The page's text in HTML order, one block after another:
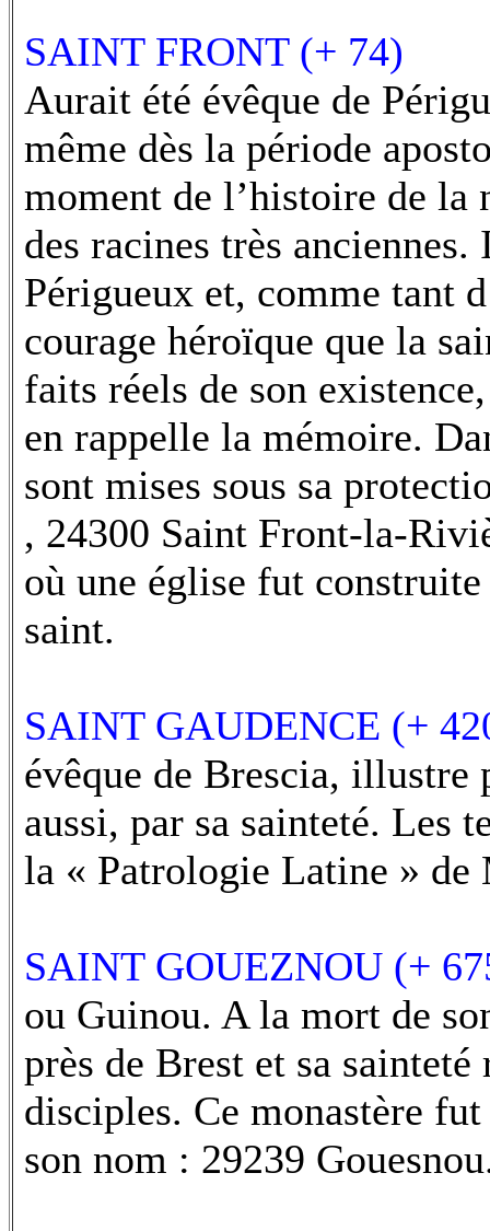
SAINT FRONT (+ 74)
Aurait été évêque de
même dès la période
moment de l’histoire de la
des racines très
Périgueux et, comme tant
courage héroïque que la
faits réels de son
en rappelle la mémoire.
sont mises sous sa
, 24300 Saint Front-la-
où une église fut
saint.
SAINT GAUDENCE (+
évêque de Brescia,
aussi, par sa sainteté. Les
la « Patrologie Latine » de
SAINT GOUEZNOU (+
ou Guinou. A la mort de
près de Brest et sa
disciples. Ce monastère
son nom : 29239